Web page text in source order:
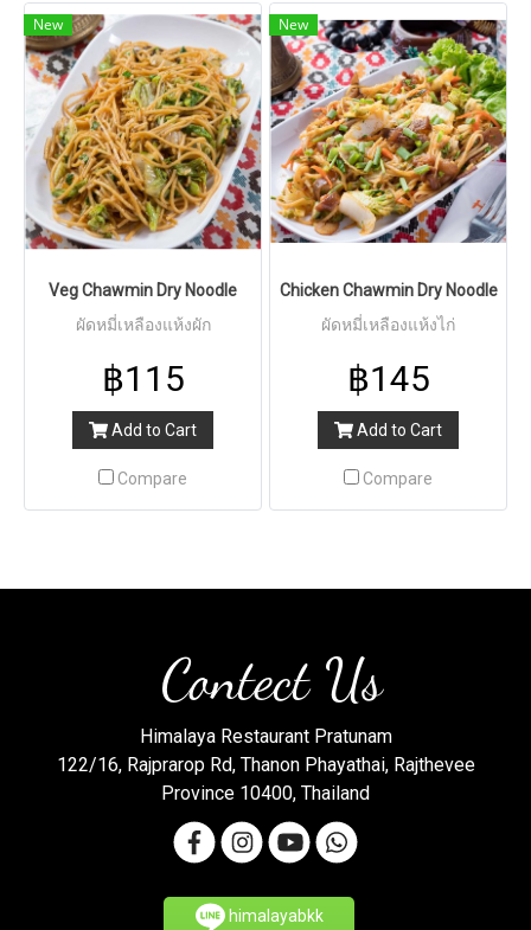
New
Veg Chawmin Dry Noodle
ผัดหมี่เหลืองแห้งผัก
฿115
Add to Cart
Compare
New
Chicken Chawmin Dry Noodle
ผัดหมี่เหลืองแห้งไก่
฿145
Add to Cart
Compare
Contect Us
Himalaya Restaurant Pratunam
122/16, Rajprarop Rd, Thanon Phayathai, Rajthevee
Province 10400, Thailand
himalayabkk